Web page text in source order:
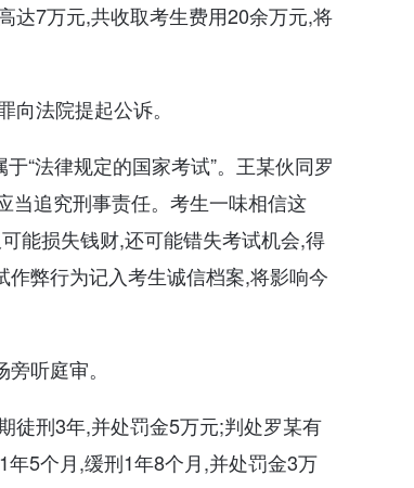
达7万元,共收取考生费用20余万元,将
法院提起公诉。
“法律规定的国家考试”。王某伙同罗
当追究刑事责任。考生一味相信这
能损失钱财,还可能错失考试机会,得
弊行为记入考生诚信档案,将影响今
听庭审。
徒刑3年,并处罚金5万元;判处罗某有
5个月,缓刑1年8个月,并处罚金3万